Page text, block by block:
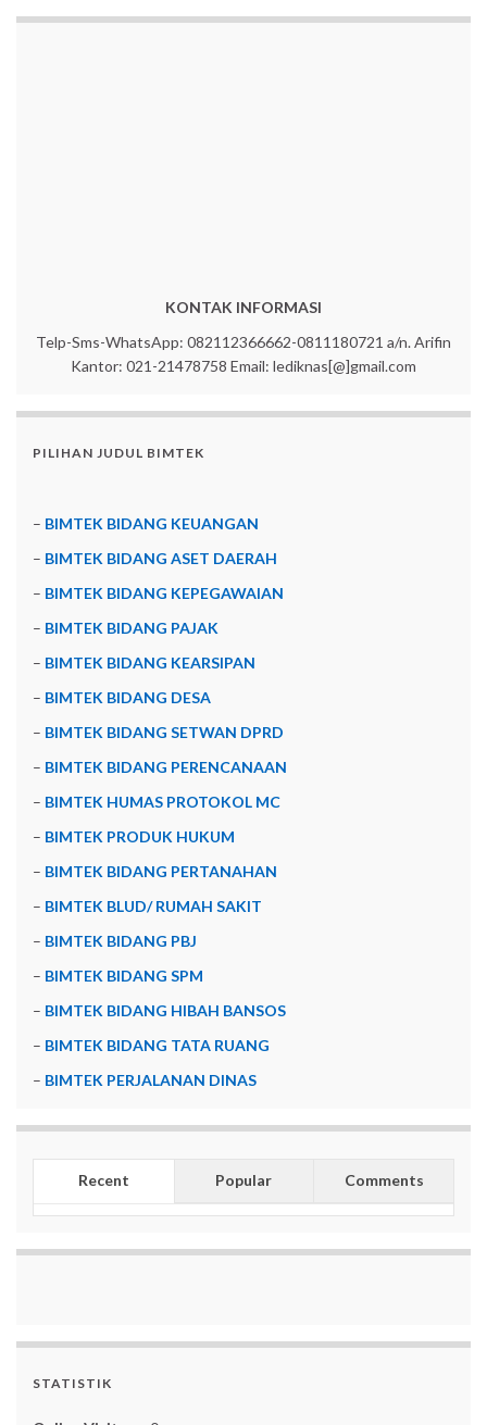
KONTAK INFORMASI
Telp-Sms-WhatsApp: 082112366662-0811180721 a/n. Arifin
Kantor: 021-21478758 Email: lediknas[@]gmail.com
PILIHAN JUDUL BIMTEK
– BIMTEK BIDANG KEUANGAN
– BIMTEK BIDANG ASET DAERAH
– BIMTEK BIDANG KEPEGAWAIAN
– BIMTEK BIDANG PAJAK
– BIMTEK BIDANG KEARSIPAN
– BIMTEK BIDANG DESA
– BIMTEK BIDANG SETWAN DPRD
– BIMTEK BIDANG PERENCANAAN
– BIMTEK HUMAS PROTOKOL MC
– BIMTEK PRODUK HUKUM
– BIMTEK BIDANG PERTANAHAN
– BIMTEK BLUD/ RUMAH SAKIT
– BIMTEK BIDANG PBJ
– BIMTEK BIDANG SPM
– BIMTEK BIDANG HIBAH BANSOS
– BIMTEK BIDANG TATA RUANG
– BIMTEK PERJALANAN DINAS
Recent Popular Comments
STATISTIK